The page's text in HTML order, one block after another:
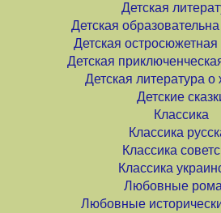
Детская
Детская
Детская остросюжетная
Детская
Детская литература
Детские
Классика
Классика
Классика
Классика
Любовные
Любовные